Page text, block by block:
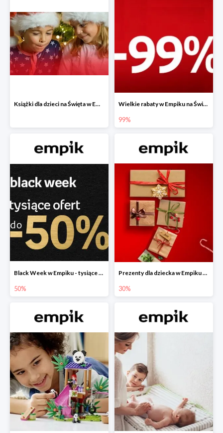
Książki dla dzieci na Święta w Empiku do -40% Wielkie rabaty w Empiku na Święta - piąty produkt -99%
99%
Black Week w Empiku - tysiące produktów do -50%
50%
Prezenty dla dziecka w Empiku do -30%
30%